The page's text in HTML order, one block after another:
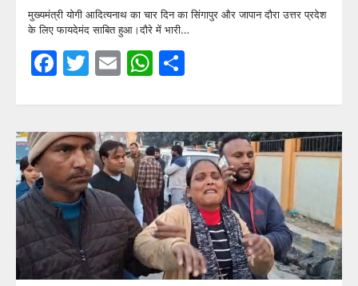
मुख्यमंत्री योगी आदित्यनाथ का चार दिन का सिंगापुर और जापान दौरा उत्तर प्रदेश
के लिए फायदेमंद साबित हुआ।दौरे में भारी…
Facebook
Twitter
EmailWhatsApp